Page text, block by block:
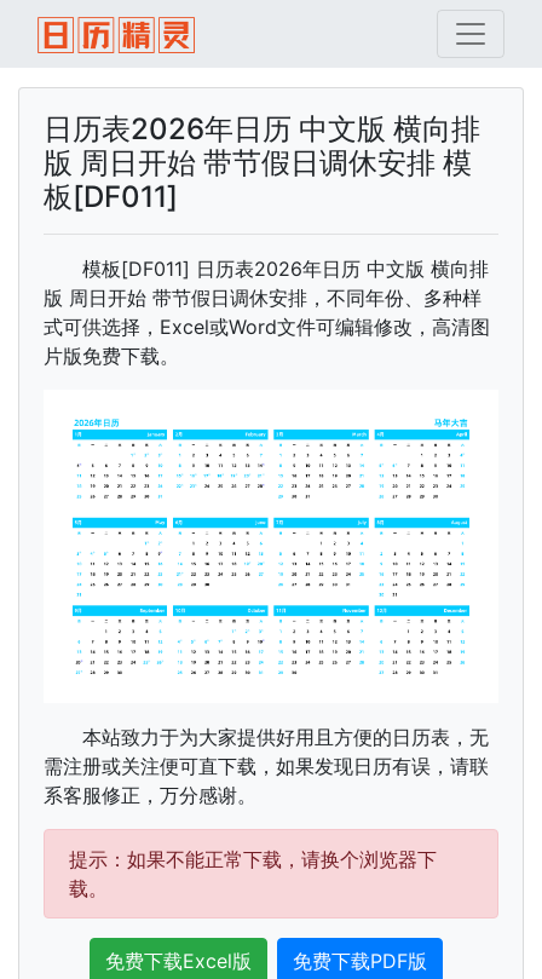
日历表2026年日历 中文版 横向排
版 周日开始 带节假日调休安排 模
板[DF011]
模板[DF011] 日历表2026年日历 中文版 横向排
版 周日开始 带节假日调休安排，不同年份、多种样
式可供选择，Excel或Word文件可编辑修改，高清图
片版免费下载。
本站致力于为大家提供好用且方便的日历表，无
需注册或关注便可直下载，如果发现日历有误，请联
系客服修正，万分感谢。
提示：如果不能正常下载，请换个浏览器下
载。
免费下载Excel版
免费下载PDF版